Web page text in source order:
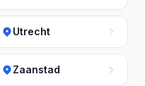
Utrecht
Zaanstad